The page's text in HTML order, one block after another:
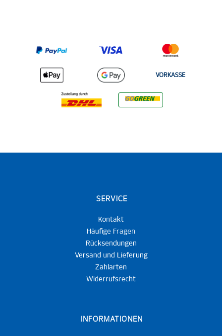
VORKASSE
SERVICE
Kontakt
Häufige Fragen
Rücksendungen
Versand und Lieferung
Zahlarten
Widerrufsrecht
INFORMATIONEN